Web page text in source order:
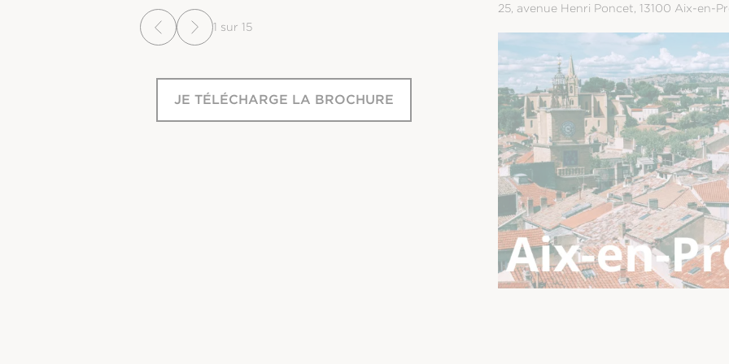
1 sur 15
JE TÉLÉCHARGE LA BROCHURE
Marnixstraat 317, 1016 TB, Amsterdam, Pays-Bas 25, avenue Henri Poncet, 13100 Aix-en-